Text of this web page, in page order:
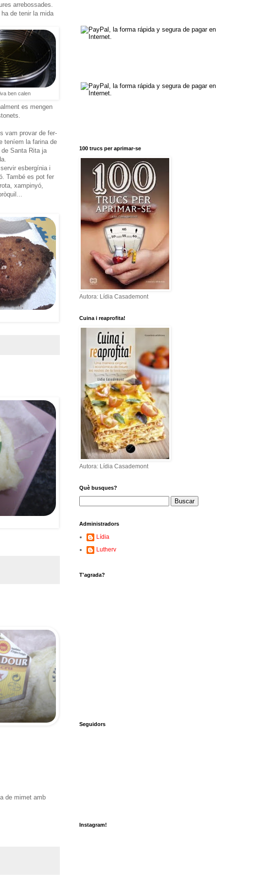
arrebossades.
de tenir la mida
ben calen
es mengen
vam provar de fer-
teníem la farina de
de Santa Rita ja
esbergínia i
També es pot fer
xampinyó,
de mimet amb
100 trucs per aprimar-se
Autora: Lídia Casademont
Cuina i reaprofita!
Autora: Lídia Casademont
Què busques?
Administradors
Lídia
Lutherv
T'agrada?
Seguidors
Instagram!